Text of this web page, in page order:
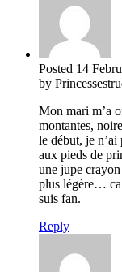
Posted 14
by
Mon mari m’a
montantes,
le début, je
aux pieds de
une jupe
plus légère… ca
suis fan.
Reply